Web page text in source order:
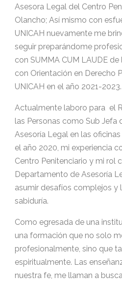
Asesora Legal del Centro
Olancho; Así mismo con
UNICAH nuevamente me
seguir preparándome
con SUMMA CUM LAUDE
con Orientación en Derecho
UNICAH en el año 2021-2023.
Actualmente laboro para el
las Personas como Sub
Asesoría Legal en las
el año 2020, mi experiencia
Centro Penitenciario y mi rol
Departamento de Asesoría
asumir desafíos complejos y
sabiduría.
Como egresada de una
una formación que no solo
profesionalmente, sino que
espiritualmente. Las
nuestra fe, me llaman a